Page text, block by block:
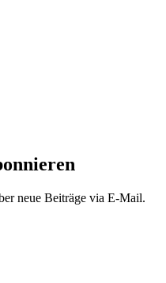
neue Beiträge via E-Mail.